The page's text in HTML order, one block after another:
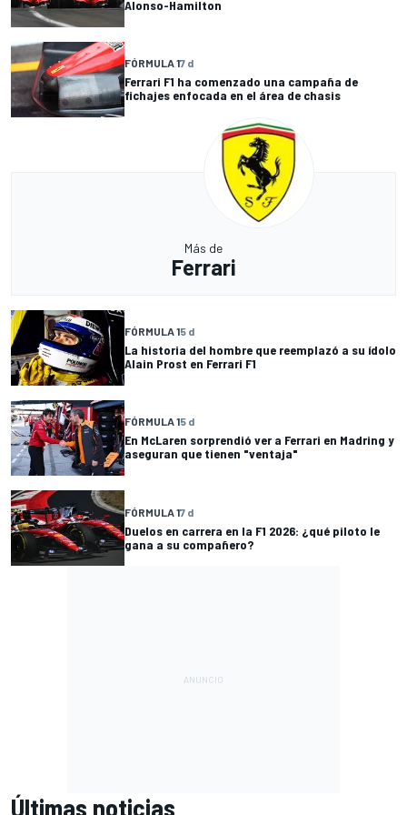
Alonso-Hamilton
FÓRMULA 17 d
Ferrari F1 ha comenzado una campaña de
fichajes enfocada en el área de chasis
Más de
Ferrari
FÓRMULA 15 d
La historia del hombre que reemplazó a su ídolo
Alain Prost en Ferrari F1
FÓRMULA 15 d
En McLaren sorprendió ver a Ferrari en Madring y
aseguran que tienen "ventaja"
FÓRMULA 17 d
Duelos en carrera en la F1 2026: ¿qué piloto le
gana a su compañero?
Últimas noticias